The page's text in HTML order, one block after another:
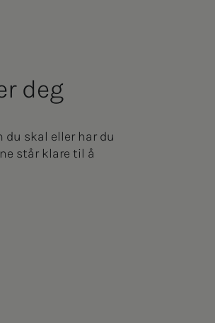
deg
skal eller har du
står klare til å